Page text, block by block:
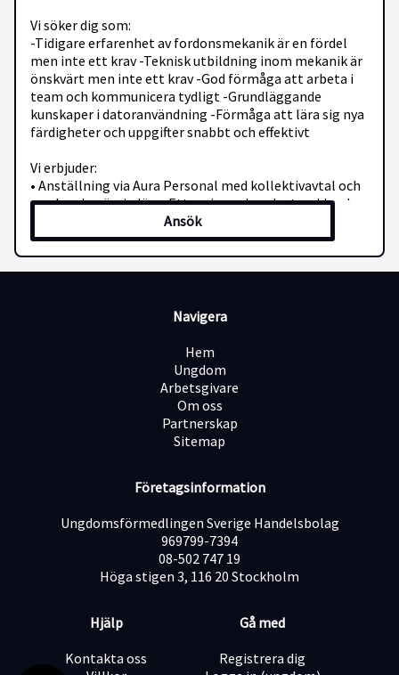
Vi söker dig som:
-Tidigare erfarenhet av fordonsmekanik är en fördel
men inte ett krav -Teknisk utbildning inom mekanik är
önskvärt men inte ett krav -God förmåga att arbeta i
team och kommunicera tydligt -Grundläggande
kunskaper i datoranvändning -Förmåga att lära sig nya
färdigheter och uppgifter snabbt och effektivt
Vi erbjuder:
• Anställning via Aura Personal med kollektivavtal och
marknadsmässig lön • Ett varierande och utvecklande
uppdrag i en professionell miljö • Stöd från engagerad
konsultchef genom hela anställningen • Möjlighet till
längre uppdrag eller vidare karriärmöjligheter via oss
Ansök redan idag! Vi behandlar ansökningarna löpande
Välkommen med din ansökan till Aura Personal – där
rätt kompetens möter rätt möjligheter.
Ansök
Navigera
Hem
Ungdom
Arbetsgivare
Om oss
Partnerskap
Sitemap
Företagsinformation
Ungdomsförmedlingen Sverige Handelsbolag
969799-7394
08-502 747 19
Höga stigen 3, 116 20 Stockholm
Hjälp
Kontakta oss
Gå med
Registrera dig